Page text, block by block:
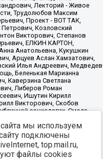
files/reestr-
данные на22.03.2024
мы используем
подключены
top.mail.ru,
файлы cookies